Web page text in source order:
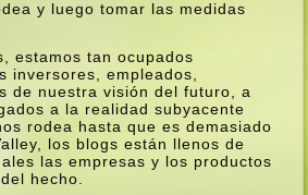
y luego tomar las medidas
estamos tan ocupados
inversores, empleados,
de nuestra visión del futuro, a
a la realidad subyacente
rodea hasta que es demasiado
los blogs están llenos de
las empresas y los productos
hecho.